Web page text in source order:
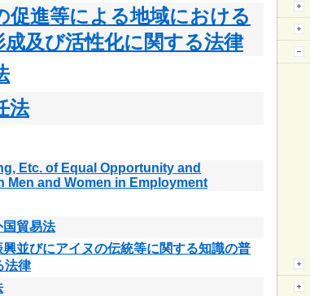
促進等による地域における
成及び活性化に関する法律
法
Etc. of Equal Opportunity and
Men and Women in Employment
国貿易法
並びにアイヌの伝統等に関する知識の普
法律